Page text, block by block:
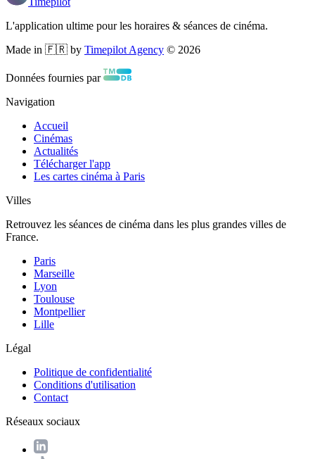
L'application ultime pour les horaires & séances de cinéma.
Made in 🇫🇷 by Timepilot Agency © 2026
Données fournies par
Navigation
Accueil
Cinémas
Actualités
Télécharger l'app
Les cartes cinéma à Paris
Villes
Retrouvez les séances de cinéma dans les plus grandes villes de
France.
Paris
Marseille
Lyon
Toulouse
Montpellier
Lille
Légal
Politique de confidentialité
Conditions d'utilisation
Contact
Réseaux sociaux